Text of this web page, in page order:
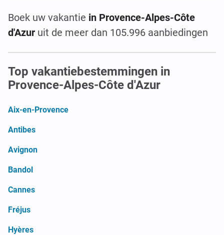
Boek uw vakantie in Provence-Alpes-Côte
d'Azur uit de meer dan 105.996 aanbiedingen
Top vakantiebestemmingen in
Provence-Alpes-Côte d'Azur
Aix-en-Provence
Antibes
Avignon
Bandol
Cannes
Fréjus
Hyères